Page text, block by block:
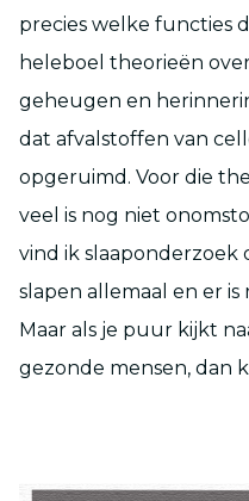
precies welke functies
heleboel theorieën
geheugen en
dat afvalstoffen van
opgeruimd. Voor die
veel is nog niet
vind ik slaaponderzoek
slapen allemaal en er
Maar als je puur kijkt
gezonde mensen, dan